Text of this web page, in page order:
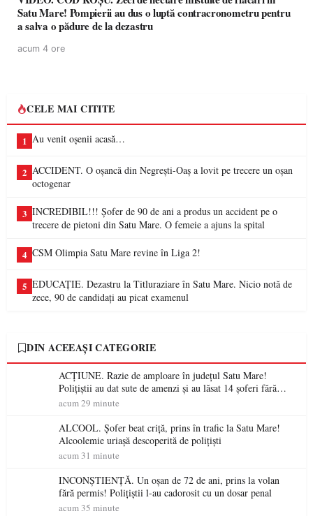
Satu Mare! Pompierii au dus o luptă contracronometru pentru
a salva o pădure de la dezastru
acum 4 ore
CELE MAI CITITE
1 Au venit oșenii acasă…
2 ACCIDENT. O oșancă din Negrești-Oaș a lovit pe trecere un oșan
octogenar
3 INCREDIBIL!!! Șofer de 90 de ani a produs un accident pe o
trecere de pietoni din Satu Mare. O femeie a ajuns la spital
4 CSM Olimpia Satu Mare revine în Liga 2!
5 EDUCAȚIE. Dezastru la Titluraziare în Satu Mare. Nicio notă de
zece, 90 de candidați au picat examenul
DIN ACEEAȘI CATEGORIE
ACȚIUNE. Razie de amploare în județul Satu Mare!
Polițiștii au dat sute de amenzi și au lăsat 14 șoferi fără
permis într-o singură zi
acum 29 minute
ALCOOL. Șofer beat criță, prins în trafic la Satu Mare!
Alcoolemie uriașă descoperită de polițiști
acum 31 minute
INCONȘTIENȚĂ. Un oșan de 72 de ani, prins la volan
fără permis! Polițiștii l-au cadorosit cu un dosar penal
acum 35 minute